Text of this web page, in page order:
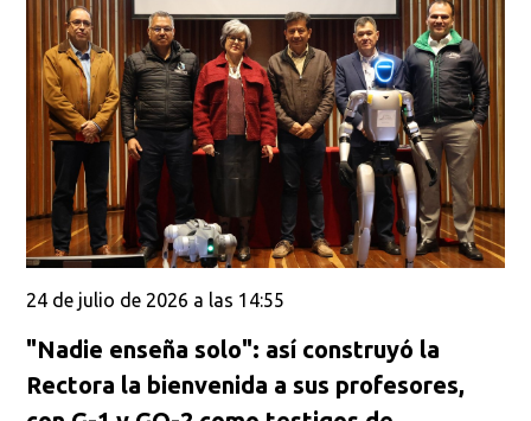
24 de julio de 2026 a las 14:55
"Nadie enseña solo": así construyó la
Rectora la bienvenida a sus profesores,